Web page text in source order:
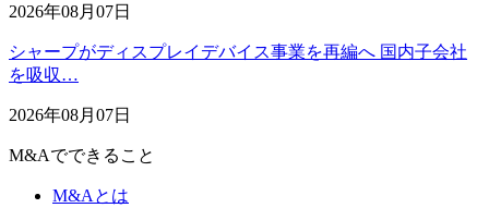
2026年08月07日
シャープがディスプレイデバイス事業を再編へ 国内子会社
を吸収…
2026年08月07日
M&Aでできること
M&Aとは